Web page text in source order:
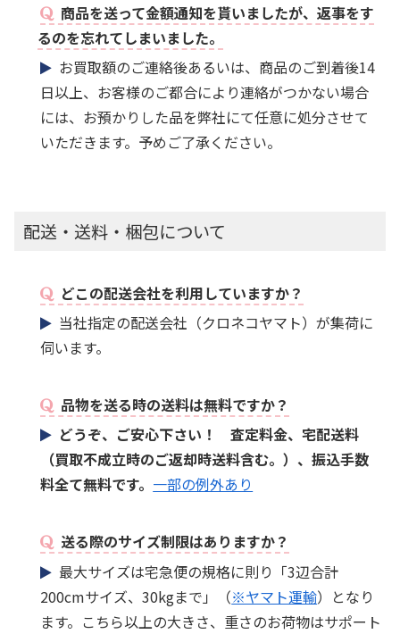
商品を送って金額通知を貰いましたが、返事をす
るのを忘れてしまいました。
お買取額のご連絡後あるいは、商品のご到着後14
日以上、お客様のご都合により連絡がつかない場合
には、お預かりした品を弊社にて任意に処分させて
いただきます。予めご了承ください。
配送・送料・梱包について
どこの配送会社を利用していますか？
当社指定の配送会社（クロネコヤマト）が集荷に
伺います。
品物を送る時の送料は無料ですか？
どうぞ、ご安心下さい！ 査定料金、宅配送料
（買取不成立時のご返却時送料含む。）、振込手数
料全て無料です。 一部の例外あり
送る際のサイズ制限はありますか？
最大サイズは宅急便の規格に則り「3辺合計
200cmサイズ、30kgまで」（※ヤマト運輸）となり
ます。こちら以上の大きさ、重さのお荷物はサポート